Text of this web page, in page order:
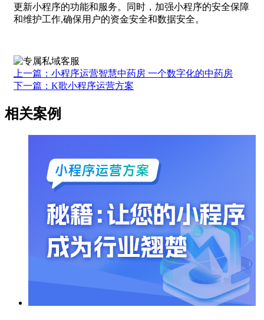
更新小程序的功能和服务。同时，加强小程序的安全保障
和维护工作,确保用户的资金安全和数据安全。
上一篇：小程序运营智慧中药房 一个数字化的中药房
下一篇：K歌小程序运营方案
相关案例